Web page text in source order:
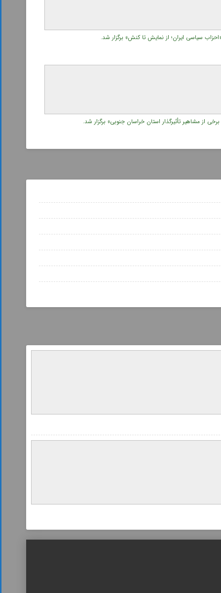
سیاسی ایران؛ از نمایش تا کنش» برگزار شد.
از مشاهیر تأثیرگذار استان خراسان جنوبی» برگزار شد.